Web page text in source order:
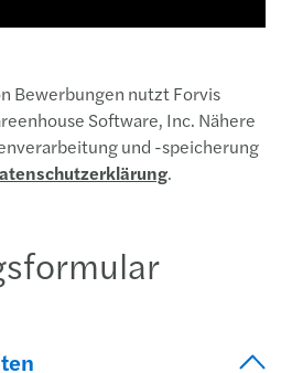
Bewerbungen nutzt Forvis
Software, Inc. Nähere
und -speicherung
.